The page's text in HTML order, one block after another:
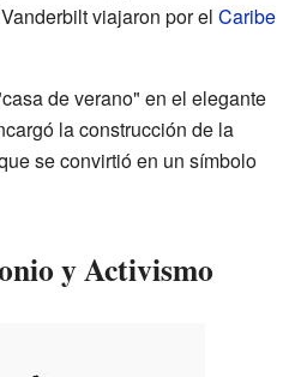
viajaron por el Caribe
de verano" en el elegante
la construcción de la
se convirtió en un símbolo
y Activismo